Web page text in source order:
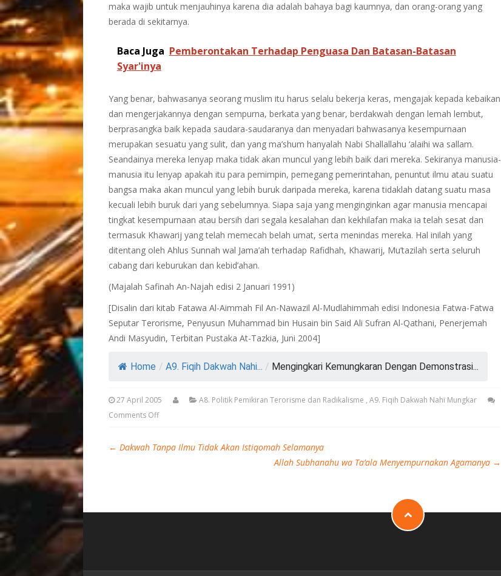
maka wajib untuk menjauhinya karena dia adalah bahaya bagi kaumnya, dan orang-orang yang
berada di sekitarnya.
Baca Juga Pemberontakan Terhadap Penguasa Dan Batasan-Batasan
Syar'inya
Yang benar, bahwasanya seorang muslim itu harus selalu bekerja keras, mengajak kepada kebaikan
dan mengerjakannya dengan sempurna, berkata yang benar, berdakwah dengan lemah lembut,
berprasangka baik kepada saudara-saudaranya dan menyadari bahwasanya kesempurnaan
merupakan sesuatu yang sulit, dan yang ma’shum hanyalah Nabi Shallallahu ‘alaihi wa sallam.
Seandainya mereka lenyap maka tidak akan muncul yang lebih baik dari mereka. Sekiranya manusia-
manusia itu lenyap apakah itu para pemimpin, pemegang pemerintahan, penuntut ilmu atau suatu
bangsa maka akan muncul yang lebih buruk daripada mereka, karena tidaklah datang suatu masa
kecuali lebih buruk dari yang sebelumnya. Siapa saja yang menginginkan agar manusia mencapai
tingkat kesempurnaan atau bersih dari segala kesalahan dan kekhilafan maka ia telah sesat dan
termasuk Khawarij yang telah memecah belah umat, serta menindas mereka. Hal inilah yang
ditentang oleh Ahlus Sunnah wal Jama’ah terhadap Rafidhah, Khawarij, Mu’tazilah serta seluruh
cabang dari keburukan dan kebid’ahan.
(Majalah Safinah An-Najah edisi 2 Januari 1991)
[Disalin dari kitab Fatawa Al-Aimmah Fil An-Nawazil Al-Mudlahimmah edisi Indonesia Fatwa-Fatwa
Seputar Terorisme, Penyusun Muhammad bin Husain bin Said Ali Sufran Al-Qathani, Penerjemah
Andi Masyudin, Terbitan Pustaka At-Tazkia, Juni 2004]
Home / A9. Fiqih Dakwah Nahi... / Mengingkari Kemungkaran Dengan Demonstrasi...
27 April 2005 A8. Politik Pemikiran Terorisme dan Radikalisme , A9. Fiqih Dakwah Nahi Mungkar
Comments Off
← Dakwah Tanpa Ilmu Tidak Akan Istiqomah Selamanya
Allah Subhanahu wa Ta’ala Menyempurnakan Agamanya →